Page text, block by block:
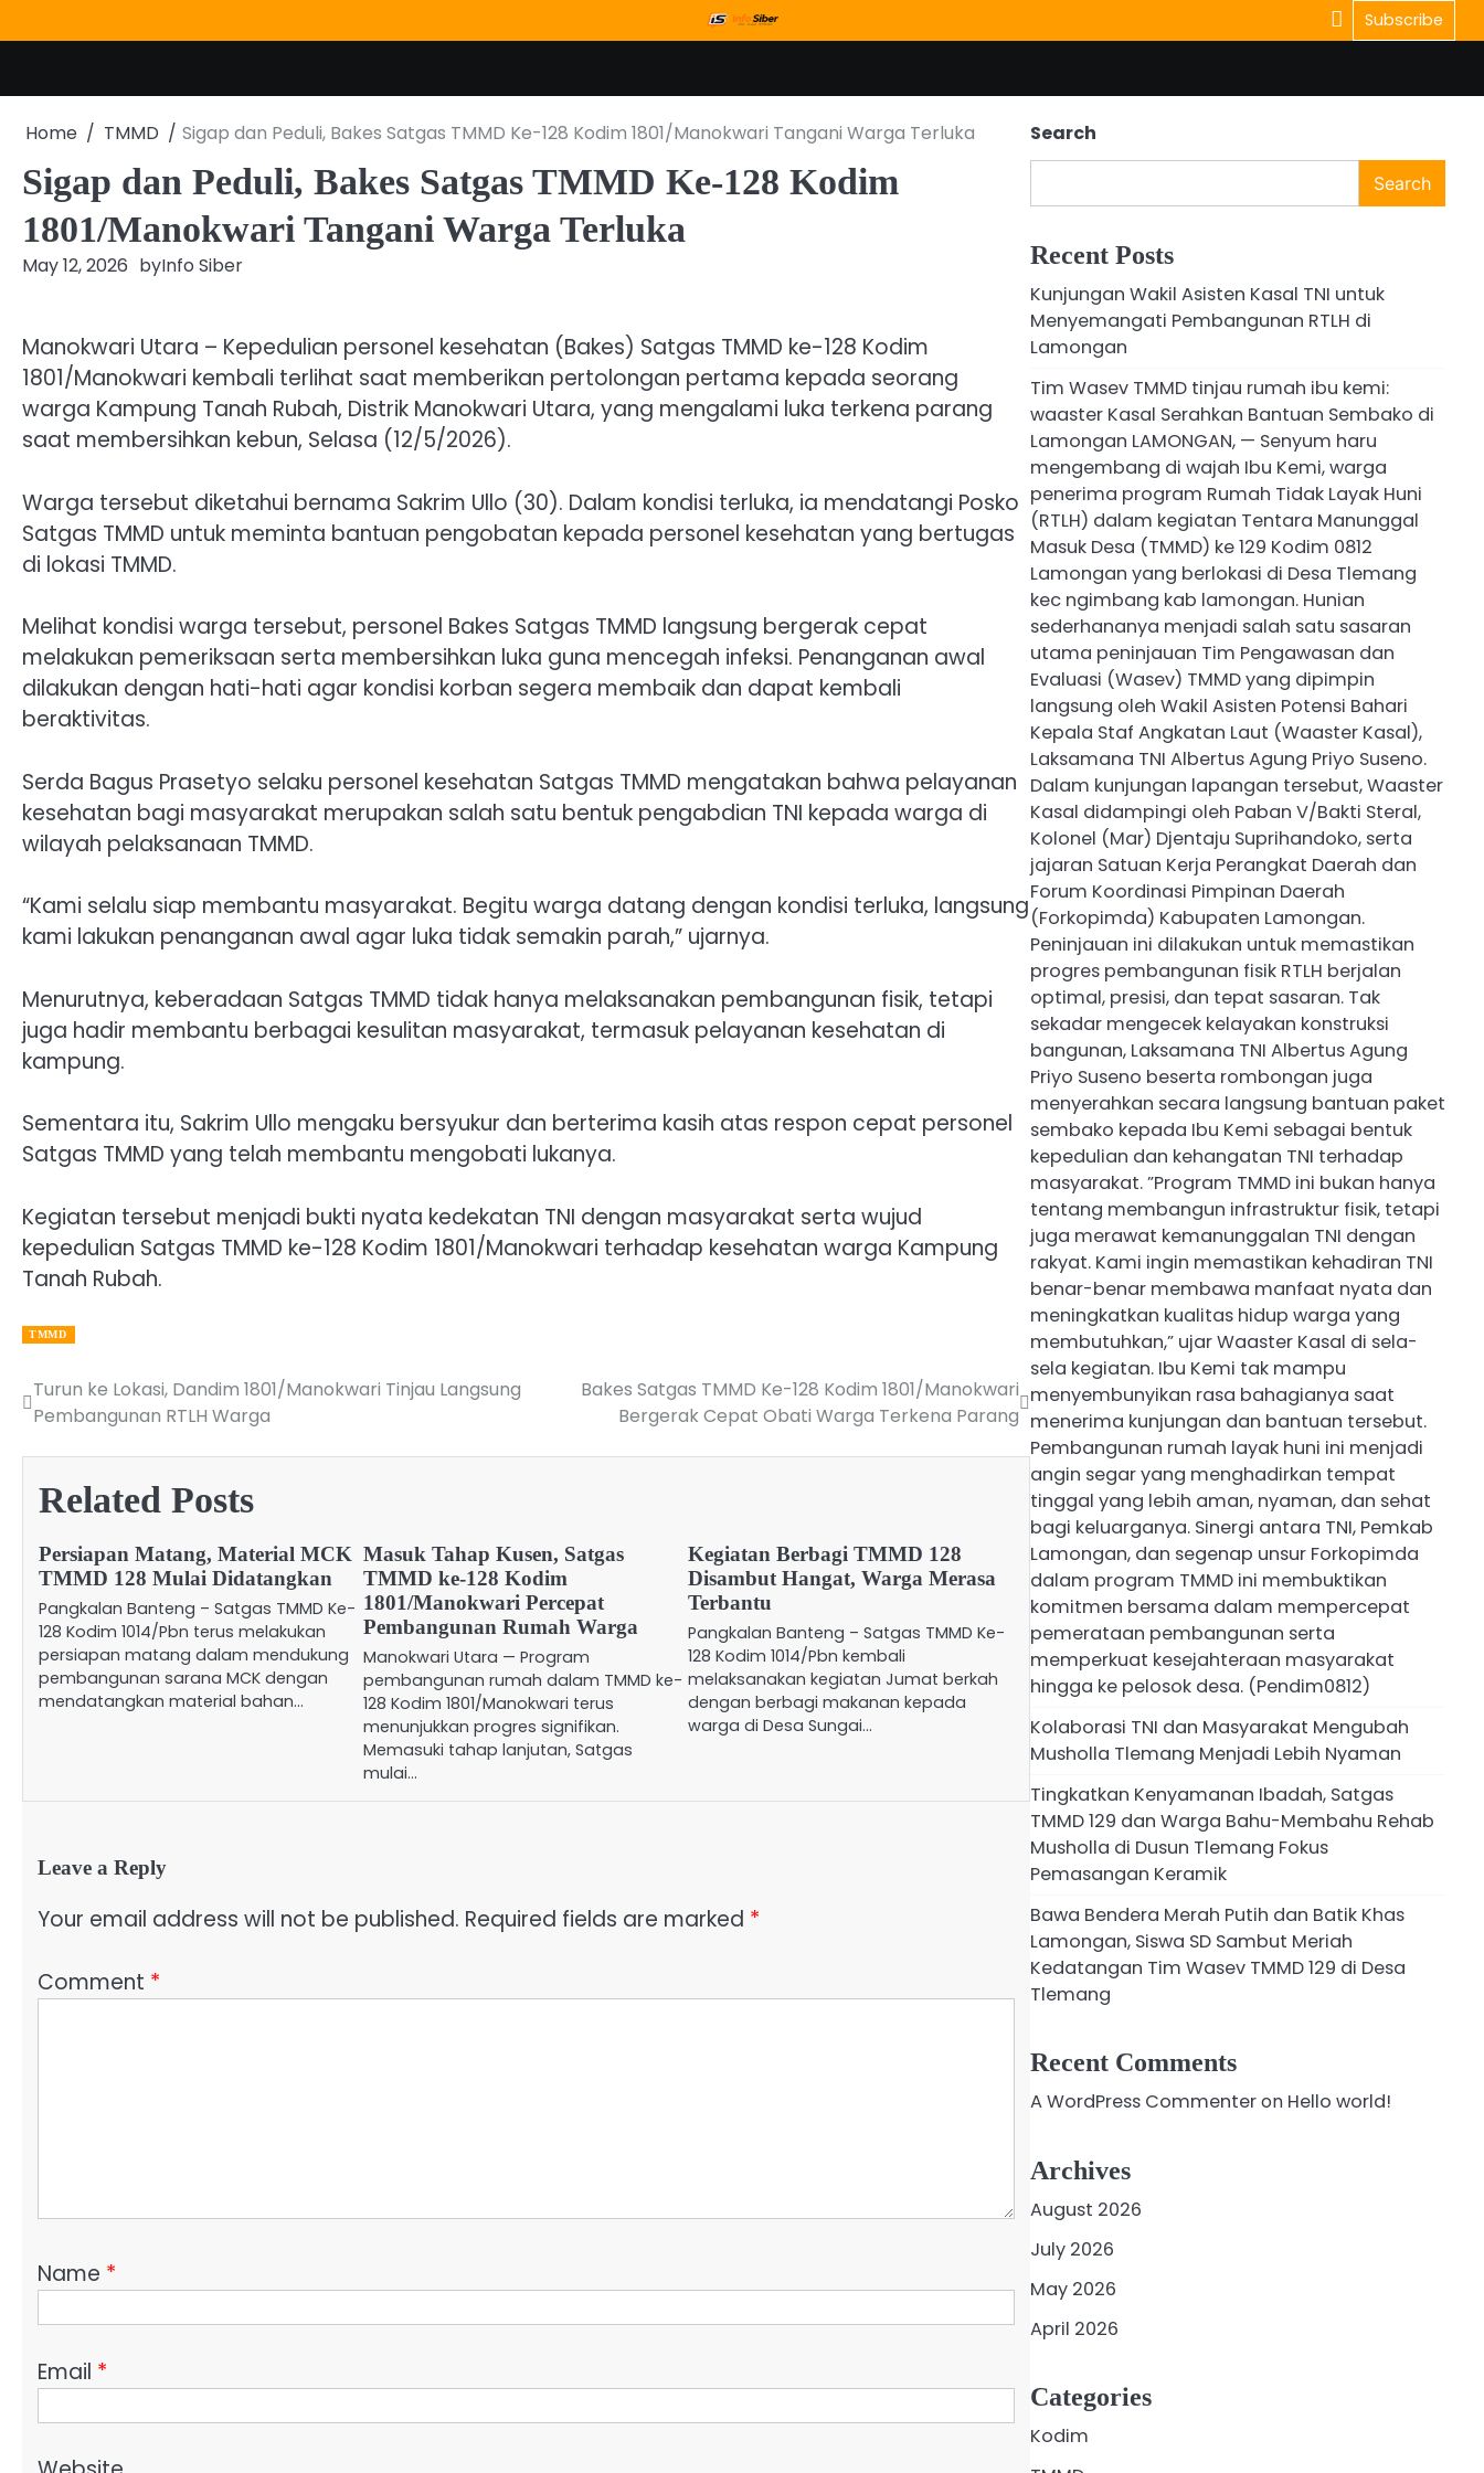
to
Subscribe
Home TMMD Sigap dan Peduli, Bakes Satgas TMMD Ke-128 Kodim 1801/Manokwari Tangani Warga Terluka
Sigap dan Peduli, Bakes Satgas TMMD Ke-128 Kodim
1801/Manokwari Tangani Warga Terluka
May 12, 2026 byInfo Siber
Manokwari Utara – Kepedulian personel kesehatan (Bakes) Satgas TMMD ke-128 Kodim
1801/Manokwari kembali terlihat saat memberikan pertolongan pertama kepada seorang
warga Kampung Tanah Rubah, Distrik Manokwari Utara, yang mengalami luka terkena parang
saat membersihkan kebun, Selasa (12/5/2026).
Warga tersebut diketahui bernama Sakrim Ullo (30). Dalam kondisi terluka, ia mendatangi Posko
Satgas TMMD untuk meminta bantuan pengobatan kepada personel kesehatan yang bertugas
di lokasi TMMD.
Melihat kondisi warga tersebut, personel Bakes Satgas TMMD langsung bergerak cepat
melakukan pemeriksaan serta membersihkan luka guna mencegah infeksi. Penanganan awal
dilakukan dengan hati-hati agar kondisi korban segera membaik dan dapat kembali
beraktivitas.
Serda Bagus Prasetyo selaku personel kesehatan Satgas TMMD mengatakan bahwa pelayanan
kesehatan bagi masyarakat merupakan salah satu bentuk pengabdian TNI kepada warga di
wilayah pelaksanaan TMMD.
“Kami selalu siap membantu masyarakat. Begitu warga datang dengan kondisi terluka, langsung
kami lakukan penanganan awal agar luka tidak semakin parah,” ujarnya.
Menurutnya, keberadaan Satgas TMMD tidak hanya melaksanakan pembangunan fisik, tetapi
juga hadir membantu berbagai kesulitan masyarakat, termasuk pelayanan kesehatan di
kampung.
Sementara itu, Sakrim Ullo mengaku bersyukur dan berterima kasih atas respon cepat personel
Satgas TMMD yang telah membantu mengobati lukanya.
Kegiatan tersebut menjadi bukti nyata kedekatan TNI dengan masyarakat serta wujud
kepedulian Satgas TMMD ke-128 Kodim 1801/Manokwari terhadap kesehatan warga Kampung
Tanah Rubah.
TMMD
Post
navigation
Turun ke Lokasi, Dandim 1801/Manokwari Tinjau Langsung
Pembangunan RTLH Warga
Bakes Satgas TMMD Ke-128 Kodim 1801/Manokwari
Bergerak Cepat Obati Warga Terkena Parang
Related Posts
Persiapan Matang, Material MCK
TMMD 128 Mulai Didatangkan
Pangkalan Banteng – Satgas TMMD Ke-
128 Kodim 1014/Pbn terus melakukan
persiapan matang dalam mendukung
pembangunan sarana MCK dengan
mendatangkan material bahan…
Masuk Tahap Kusen, Satgas
TMMD ke-128 Kodim
1801/Manokwari Percepat
Pembangunan Rumah Warga
Manokwari Utara — Program
pembangunan rumah dalam TMMD ke-
128 Kodim 1801/Manokwari terus
menunjukkan progres signifikan.
Memasuki tahap lanjutan, Satgas
mulai…
Kegiatan Berbagi TMMD 128
Disambut Hangat, Warga Merasa
Terbantu
Pangkalan Banteng – Satgas TMMD Ke-
128 Kodim 1014/Pbn kembali
melaksanakan kegiatan Jumat berkah
dengan berbagi makanan kepada
warga di Desa Sungai…
Leave a Reply
Your email address will not be published. Required fields are marked *
Comment *
Name *
Email *
Search
Search
Recent Posts
Kunjungan Wakil Asisten Kasal TNI untuk
Menyemangati Pembangunan RTLH di
Lamongan
Tim Wasev TMMD tinjau rumah ibu kemi:
waaster Kasal Serahkan Bantuan Sembako di
Lamongan ​LAMONGAN, — Senyum haru
mengembang di wajah Ibu Kemi, warga
penerima program Rumah Tidak Layak Huni
(RTLH) dalam kegiatan Tentara Manunggal
Masuk Desa (TMMD) ke 129 Kodim 0812
Lamongan yang berlokasi di Desa Tlemang
kec ngimbang kab lamongan. Hunian
sederhananya menjadi salah satu sasaran
utama peninjauan Tim Pengawasan dan
Evaluasi (Wasev) TMMD yang dipimpin
langsung oleh Wakil Asisten Potensi Bahari
Kepala Staf Angkatan Laut (Waaster Kasal),
Laksamana TNI Albertus Agung Priyo Suseno. ​
Dalam kunjungan lapangan tersebut, Waaster
Kasal didampingi oleh Paban V/Bakti Steral,
Kolonel (Mar) Djentaju Suprihandoko, serta
jajaran Satuan Kerja Perangkat Daerah dan
Forum Koordinasi Pimpinan Daerah
(Forkopimda) Kabupaten Lamongan. ​
Peninjauan ini dilakukan untuk memastikan
progres pembangunan fisik RTLH berjalan
optimal, presisi, dan tepat sasaran. Tak
sekadar mengecek kelayakan konstruksi
bangunan, Laksamana TNI Albertus Agung
Priyo Suseno beserta rombongan juga
menyerahkan secara langsung bantuan paket
sembako kepada Ibu Kemi sebagai bentuk
kepedulian dan kehangatan TNI terhadap
masyarakat. ​”Program TMMD ini bukan hanya
tentang membangun infrastruktur fisik, tetapi
juga merawat kemanunggalan TNI dengan
rakyat. Kami ingin memastikan kehadiran TNI
benar-benar membawa manfaat nyata dan
meningkatkan kualitas hidup warga yang
membutuhkan,” ujar Waaster Kasal di sela-
sela kegiatan. ​Ibu Kemi tak mampu
menyembunyikan rasa bahagianya saat
menerima kunjungan dan bantuan tersebut.
Pembangunan rumah layak huni ini menjadi
angin segar yang menghadirkan tempat
tinggal yang lebih aman, nyaman, dan sehat
bagi keluarganya. ​Sinergi antara TNI, Pemkab
Lamongan, dan segenap unsur Forkopimda
dalam program TMMD ini membuktikan
komitmen bersama dalam mempercepat
pemerataan pembangunan serta
memperkuat kesejahteraan masyarakat
hingga ke pelosok desa. (Pendim0812)
Kolaborasi TNI dan Masyarakat Mengubah
Musholla Tlemang Menjadi Lebih Nyaman
Tingkatkan Kenyamanan Ibadah, Satgas
TMMD 129 dan Warga Bahu-Membahu Rehab
Musholla di Dusun Tlemang Fokus
Pemasangan Keramik
Bawa Bendera Merah Putih dan Batik Khas
Lamongan, Siswa SD Sambut Meriah
Kedatangan Tim Wasev TMMD 129 di Desa
Tlemang
Recent Comments
A WordPress Commenteron Hello world!
Archives
August 2026
July 2026
May 2026
April 2026
Categories
Kodim